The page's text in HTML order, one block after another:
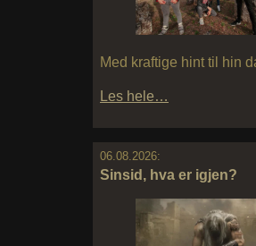
Med kraftige hint til hin
Les hele…
06.08.2026:
Sinsid, hva er igjen?